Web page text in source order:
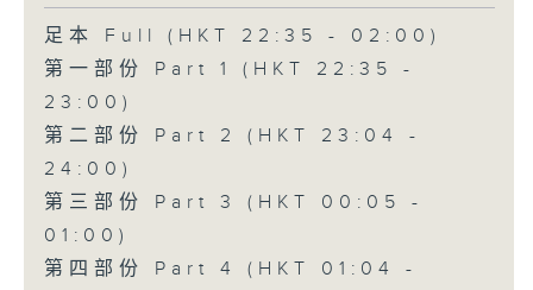
足本 Full (HKT 22:35 - 02:00)
第一部份 Part 1 (HKT 22:35 -
23:00)
第二部份 Part 2 (HKT 23:04 -
24:00)
第三部份 Part 3 (HKT 00:05 -
01:00)
第四部份 Part 4 (HKT 01:04 -